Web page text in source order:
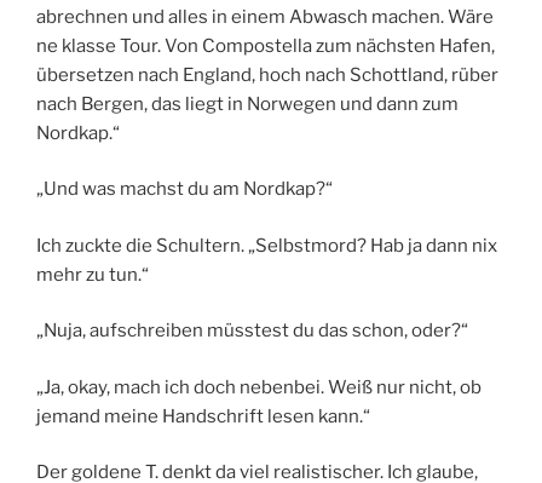
abrechnen und alles in einem Abwasch machen. Wäre
ne klasse Tour. Von Compostella zum nächsten Hafen,
übersetzen nach England, hoch nach Schottland, rüber
nach Bergen, das liegt in Norwegen und dann zum
Nordkap.“
„Und was machst du am Nordkap?“
Ich zuckte die Schultern. „Selbstmord? Hab ja dann nix
mehr zu tun.“
„Nuja, aufschreiben müsstest du das schon, oder?“
„Ja, okay, mach ich doch nebenbei. Weiß nur nicht, ob
jemand meine Handschrift lesen kann.“
Der goldene T. denkt da viel realistischer. Ich glaube,